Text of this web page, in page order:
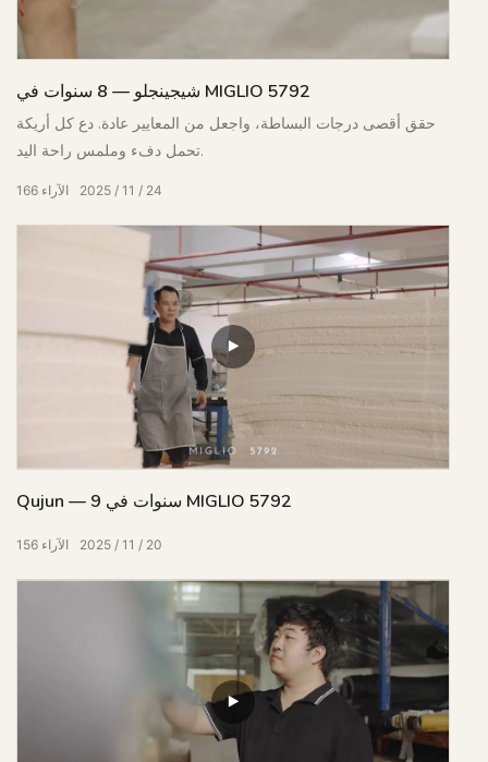
شيجينجلو — 8 سنوات في MIGLIO 5792
حقق أقصى درجات البساطة، واجعل من المعايير عادة. دع كل أريكة
تحمل دفء وملمس راحة اليد.
2025 11 24
166 الآراء
Qujun — 9 سنوات في MIGLIO 5792
2025 11 20
156 الآراء